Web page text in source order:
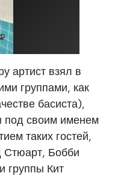
артист взял в
группами, как
басиста),
под своим именем
таких гостей,
Стюарт, Бобби
группы Кит